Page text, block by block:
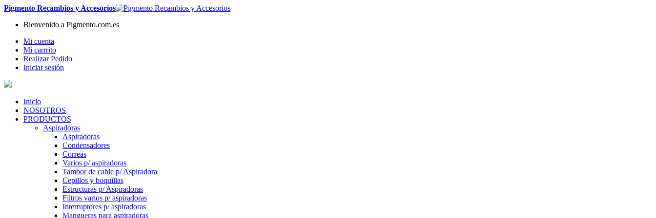
Pigmento Recambios y Accesorios
Bienvenido a Pigmento.com.es
Mi cuenta
Mi carrrito
Realizar Pedido
Iniciar sesión
Inicio
NOSOTROS
PRODUCTOS
Aspiradoras
Aspiradoras
Condensadores
Correas
Varios p/ aspiradoras
Tambor de cable p/ Aspiradora
Cepillos y boquillas
Estructuras p/ Aspiradoras
Filtros varios p/ aspiradoras
Interruptores p/ aspiradoras
Mangueras para aspiradoras